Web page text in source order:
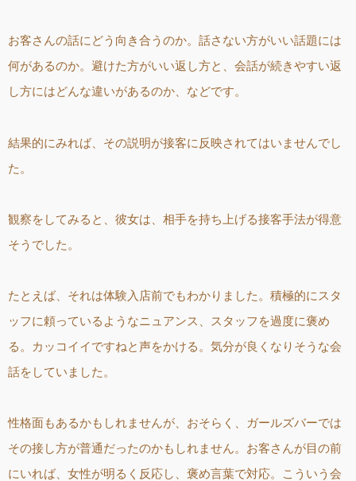
お客さんの話にどう向き合うのか。話さない方がいい話題には
何があるのか。避けた方がいい返し方と、会話が続きやすい返
し方にはどんな違いがあるのか、などです。
結果的にみれば、その説明が接客に反映されてはいませんでし
た。
観察をしてみると、彼女は、相手を持ち上げる接客手法が得意
そうでした。
たとえば、それは体験入店前でもわかりました。積極的にスタ
ッフに頼っているようなニュアンス、スタッフを過度に褒め
る。カッコイイですねと声をかける。気分が良くなりそうな会
話をしていました。
性格面もあるかもしれませんが、おそらく、ガールズバーでは
その接し方が普通だったのかもしれません。お客さんが目の前
にいれば、女性が明るく反応し、褒め言葉で対応。こういう会